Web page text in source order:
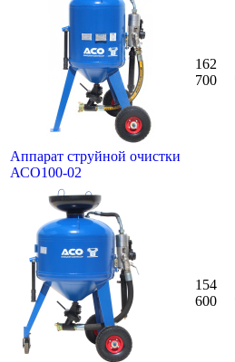
Аппарат струйной очистки
АСО100-02
162
700
154
600